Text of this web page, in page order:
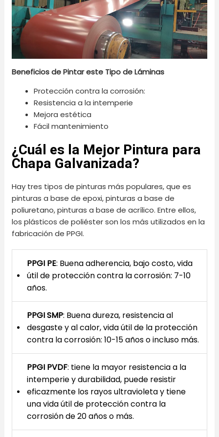
Beneficios de Pintar este Tipo de Láminas
Protección contra la corrosión:
Resistencia a la intemperie
Mejora estética
Fácil mantenimiento
¿Cuál es la Mejor Pintura para
Chapa Galvanizada?
Hay tres tipos de pinturas más populares, que es
pinturas a base de epoxi, pinturas a base de
poliuretano, pinturas a base de acrílico. Entre ellos,
los plásticos de poliéster son los más utilizados en la
fabricación de PPGI.
PPGI PE: Buena adherencia, bajo costo, vida
útil de protección contra la corrosión: 7-10
años.
PPGI SMP: Buena dureza, resistencia al
desgaste y al calor, vida útil de la protección
contra la corrosión: 10-15 años o incluso más.
PPGI PVDF: tiene la mayor resistencia a la
intemperie y durabilidad, puede resistir
eficazmente los rayos ultravioleta y tiene
una vida útil de protección contra la
corrosión de 20 años o más.